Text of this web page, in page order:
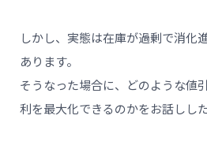
しかし、実態は在庫が過剰で消化
あります。
そうなった場合に、どのような値
利を最大化できるのかをお話しし